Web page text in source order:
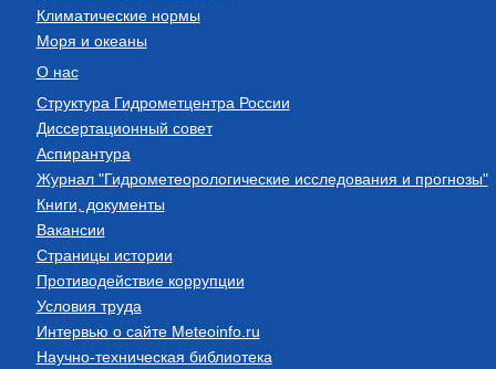
Климатические нормы
Моря и океаны
О нас
Структура Гидрометцентра России
Диссертационный совет
Аспирантура
Журнал "Гидрометеорологические исследования и прогнозы"
Книги, документы
Вакансии
Страницы истории
Противодействие коррупции
Условия труда
Интервью о сайте Meteoinfo.ru
Научно-техническая библиотека